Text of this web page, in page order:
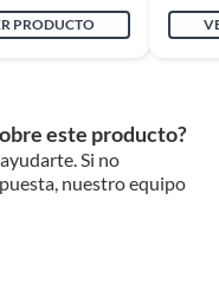
PRODUCTO
este producto?
Si no
nuestro equipo